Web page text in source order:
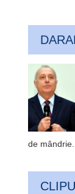
de mândrie.